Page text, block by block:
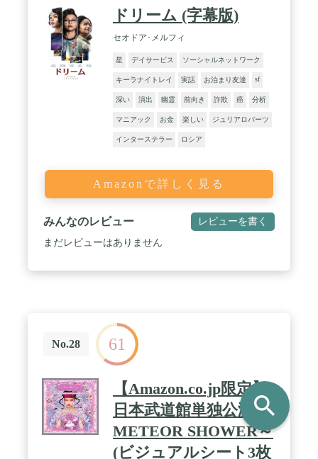
ドリーム (字幕版)
セオドア･メルフィ
星 デイサービス ソーシャルネットワーク
キーラナイトレイ 実話 お泊まり友達 sf
深い 演出 幽霊 前向き 詐欺 癌 分析
マニアック お金 楽しい ジュリアロバーツ
インターステラー ロシア
Amazonで詳しく見る
みんなのレビュー レビューを書く
まだレビューはありません
No.28 61
【Amazon.co.jp限定】
日本武道館単独公演～
METEOR SHOWER～
(ビジュアルシート3枚
search